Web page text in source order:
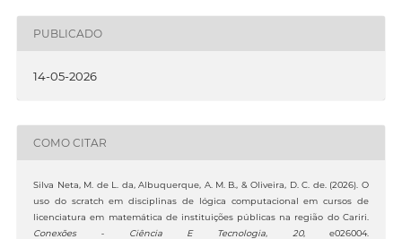
PUBLICADO
14-05-2026
COMO CITAR
Silva Neta, M. de L. da, Albuquerque, A. M. B., & Oliveira, D. C. de. (2026). O
uso do scratch em disciplinas de lógica computacional em cursos de
licenciatura em matemática de instituições públicas na região do Cariri.
Conexões - Ciência E Tecnologia, 20, e026004.